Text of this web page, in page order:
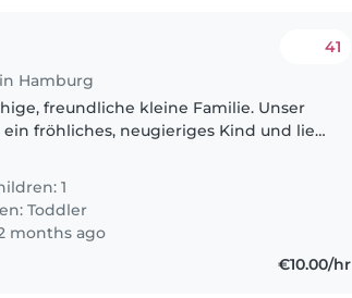
Hamburg
41
freundliche kleine Familie. Unser
fröhliches, neugieriges Kind und liebt
1
Toddler
months ago
€10.00/hr